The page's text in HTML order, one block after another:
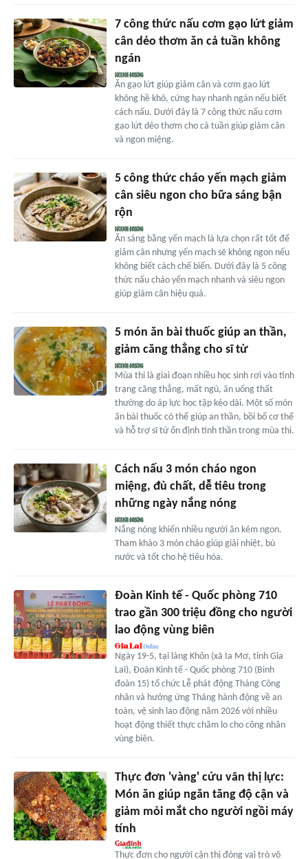
7 công thức nấu cơm gạo lứt giảm
cân dẻo thơm ăn cả tuần không
ngán
Ăn gạo lứt giúp giảm cân và cơm gạo lứt
không hề khô, cứng hay nhanh ngán nếu biết
cách nấu. Dưới đây là 7 công thức nấu cơm
gạo lứt dẻo thơm cho cả tuần giúp giảm cân
và ngon miệng.
5 công thức cháo yến mạch giảm
cân siêu ngon cho bữa sáng bận
rộn
Ăn sáng bằng yến mạch là lựa chọn rất tốt để
giảm cân nhưng yến mạch sẽ không ngon nếu
không biết cách chế biến. Dưới đây là 5 công
thức nấu cháo yến mạch nhanh và siêu ngon
giúp giảm cân hiệu quả.
5 món ăn bài thuốc giúp an thần,
giảm căng thẳng cho sĩ tử
Mùa thi là giai đoạn nhiều học sinh rơi vào tình
trạng căng thẳng, mất ngủ, ăn uống thất
thường do áp lực học tập kéo dài. Một số món
ăn bài thuốc có thể giúp an thần, bồi bổ cơ thể
và hỗ trợ sĩ tử ổn định tinh thần trong mùa thi.
Cách nấu 3 món cháo ngon
miệng, đủ chất, dễ tiêu trong
những ngày nắng nóng
Nắng nóng khiến nhiều người ăn kém ngon.
Tham khảo 3 món cháo giúp giải nhiệt, bù
nước và tốt cho hệ tiêu hóa.
Đoàn Kinh tế - Quốc phòng 710
trao gần 300 triệu đồng cho người
lao động vùng biên
Ngày 19-5, tại làng Khôn (xã Ia Mơ, tỉnh Gia
Lai), Đoàn Kinh tế - Quốc phòng 710 (Binh
đoàn 15) tổ chức Lễ phát động Tháng Công
nhân và hưởng ứng Tháng hành động về an
toàn, vệ sinh lao động năm 2026 với nhiều
hoạt động thiết thực chăm lo cho công nhân
vùng biên.
Thực đơn 'vàng' cứu vãn thị lực:
Món ăn giúp ngăn tăng độ cận và
giảm mỏi mắt cho người ngồi máy
tính
Thực đơn cho người cận thị đóng vai trò vô